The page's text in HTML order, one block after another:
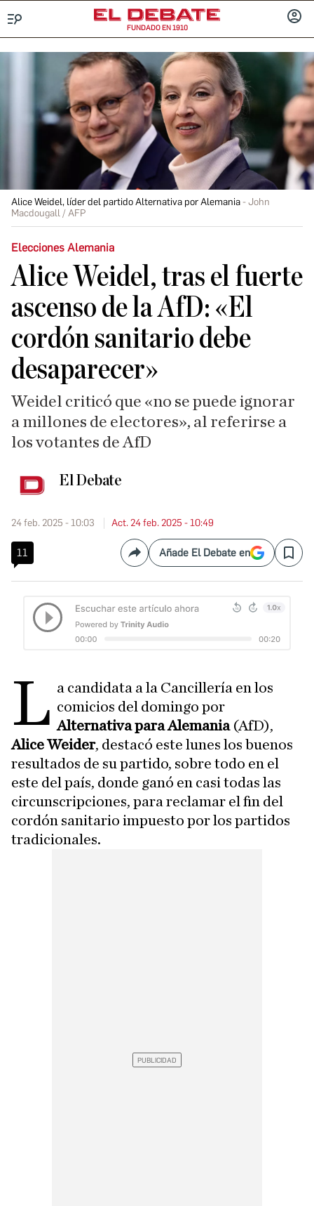
FUNDADO EN 1910
Alice Weidel, líder del partido Alternativa por Alemania
John
Macdougall / AFP
Elecciones Alemania
Alice Weidel, tras el fuerte
ascenso de la AfD: «El
cordón sanitario debe
desaparecer»
Weidel criticó que «no se puede ignorar
a millones de electores», al referirse a
los votantes de AfD
El Debate
24 feb. 2025 - 10:03 Act. 24 feb. 2025 - 10:49
11 CompartirAñade El Debate en Save
L a candidata a la Cancillería en los
comicios del domingo por
Alternativa para Alemania (AfD),
Alice Weider, destacó este lunes los buenos
resultados de su partido, sobre todo en el
este del país, donde ganó en casi todas las
circunscripciones, para reclamar el fin del
cordón sanitario impuesto por los partidos
tradicionales.